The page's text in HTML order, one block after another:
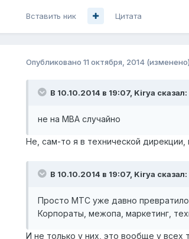
Вставить ник Цитата
Опубликовано 11 октября, 2014 (изменено)
В 10.10.2014 в 19:07, Kirya сказал:
не на MBA случайно
Не, сам-то я в технической
В 10.10.2014 в 19:07, Kirya сказал:
Просто МТС уже давно
Корпораты, межопа, маркетинг,
И не только у них, это вообще у всех